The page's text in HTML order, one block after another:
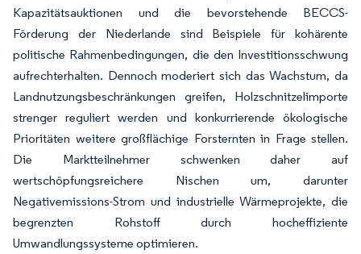
Kapazitätsauktionen und die bevorstehende BECCS-
Förderung der Niederlande sind Beispiele für kohärente
politische Rahmenbedingungen, die den Investitionsschwung
aufrechterhalten. Dennoch moderiert sich das Wachstum, da
Landnutzungsbeschränkungen greifen, Holzschnitzelimporte
strenger reguliert werden und konkurrierende ökologische
Prioritäten weitere großflächige Forsternten in Frage stellen.
Die Marktteilnehmer schwenken daher auf
wertschöpfungsreichere Nischen um, darunter
Negativemissions-Strom und industrielle Wärmeprojekte, die
begrenzten Rohstoff durch hocheffiziente
Umwandlungssysteme optimieren.